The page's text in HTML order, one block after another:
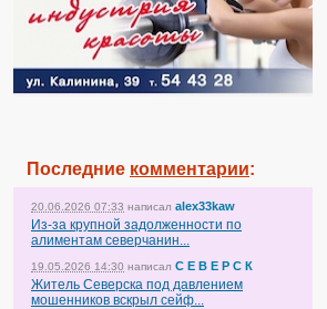
Последние комментарии:
20.06.2026 07:33 написал alex33kaw
Из-за крупной задолженности по
алиментам северчанин...
19.05.2026 14:30 написал С Е В Е Р С К
Житель Северска под давлением
мошенников вскрыл сейф...